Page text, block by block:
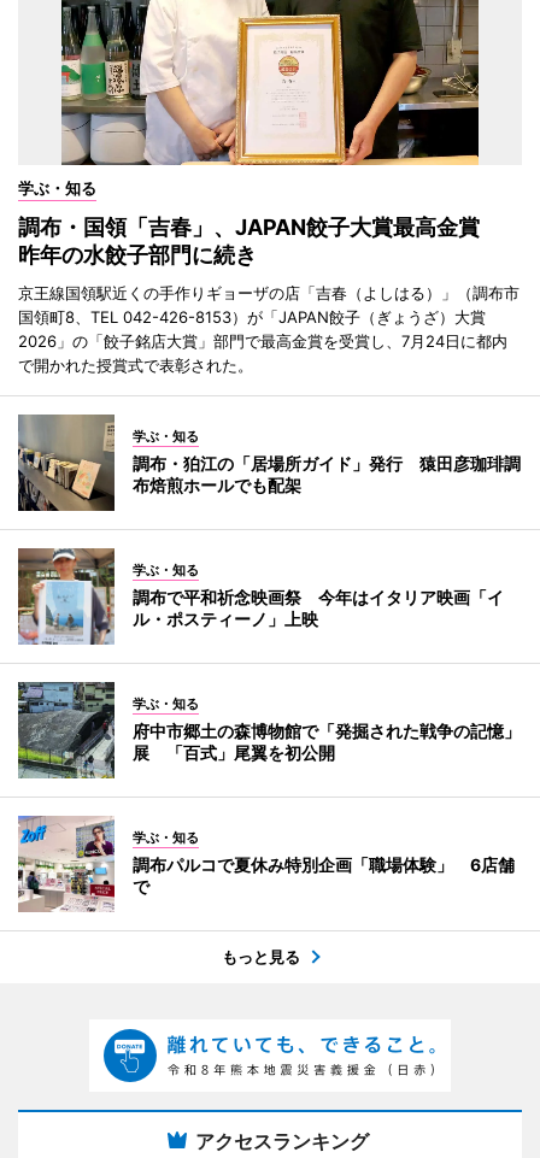
学ぶ・知る
調布・国領「吉春」、JAPAN餃子大賞最高金賞
昨年の水餃子部門に続き
京王線国領駅近くの手作りギョーザの店「吉春（よしはる）」（調布市
国領町8、TEL 042-426-8153）が「JAPAN餃子（ぎょうざ）大賞
2026」の「餃子銘店大賞」部門で最高金賞を受賞し、7月24日に都内
で開かれた授賞式で表彰された。
学ぶ・知る
調布・狛江の「居場所ガイド」発行 猿田彦珈琲調
布焙煎ホールでも配架
学ぶ・知る
調布で平和祈念映画祭 今年はイタリア映画「イ
ル・ポスティーノ」上映
学ぶ・知る
府中市郷土の森博物館で「発掘された戦争の記憶」
展 「百式」尾翼を初公開
学ぶ・知る
調布パルコで夏休み特別企画「職場体験」 6店舗
で
もっと見る
アクセスランキング